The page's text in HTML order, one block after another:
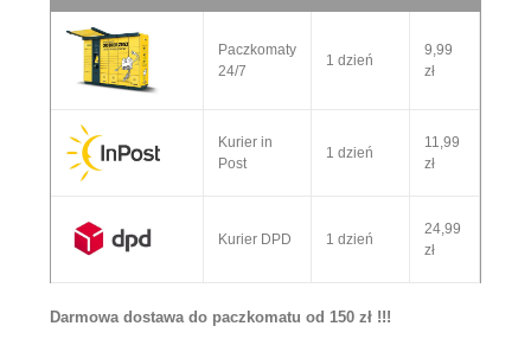
Paczkomaty
24/7
1 dzień
9,99
zł
Kurier in
Post
1 dzień
11,99
zł
Kurier DPD 1 dzień
24,99
zł
Darmowa dostawa do paczkomatu od 150 zł !!!